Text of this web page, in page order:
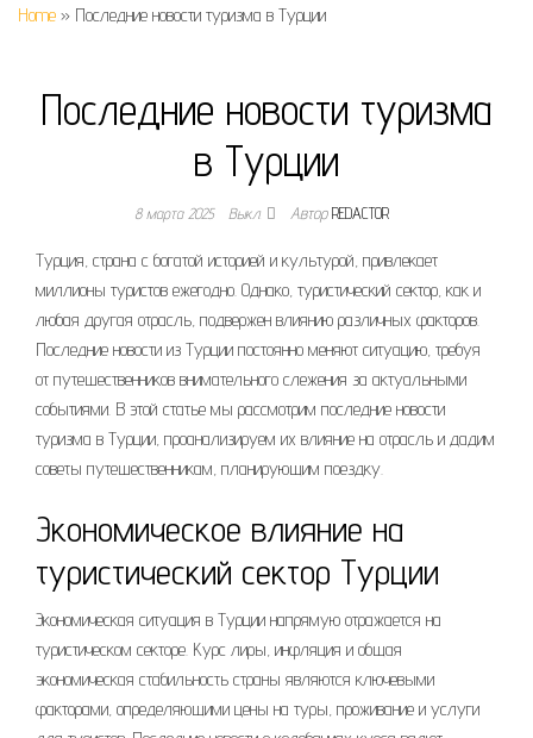
Home » Последние новости туризма в Турции
Последние новости туризма
в Турции
8 марта 2025 Выкл. АвторREDACTOR
Турция, страна с богатой историей и культурой, привлекает
миллионы туристов ежегодно. Однако, туристический сектор, как и
любая другая отрасль, подвержен влиянию различных факторов.
Последние новости из Турции постоянно меняют ситуацию, требуя
от путешественников внимательного слежения за актуальными
событиями. В этой статье мы рассмотрим последние новости
туризма в Турции, проанализируем их влияние на отрасль и дадим
советы путешественникам, планирующим поездку.
Экономическое влияние на
туристический сектор Турции
Экономическая ситуация в Турции напрямую отражается на
туристическом секторе. Курс лиры, инфляция и общая
экономическая стабильность страны являются ключевыми
факторами, определяющими цены на туры, проживание и услуги